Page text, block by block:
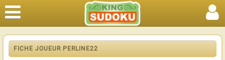
FICHE JOUEUR PERLINE22